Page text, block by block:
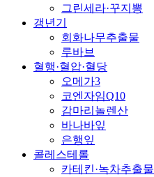
그린세라·꾸지뽕
갱년기
회화나무추출물
루바브
혈행·혈압·혈당
오메가3
코엔자임Q10
감마리놀렌산
바나바잎
은행잎
콜레스테롤
카테킨·녹차추출물